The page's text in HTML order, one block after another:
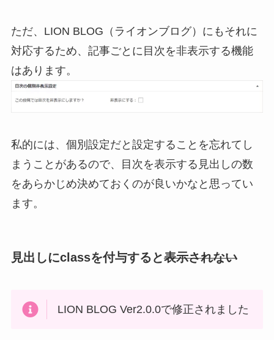
ただ、LION BLOG（ライオンブログ）にもそれに
対応するため、記事ごとに目次を非表示する機能
はあります。
私的には、個別設定だと設定することを忘れてし
まうことがあるので、目次を表示する見出しの数
をあらかじめ決めておくのが良いかなと思ってい
ます。
見出しにclassを付与すると表示されない
LION BLOG Ver2.0.0で修正されました